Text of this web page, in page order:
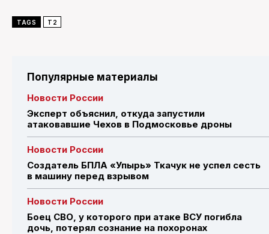
TAGS T2
Популярные материалы
Новости России
Эксперт объяснил, откуда запустили
атаковавшие Чехов в Подмосковье дроны
Новости России
Создатель БПЛА «Упырь» Ткачук не успел сесть
в машину перед взрывом
Новости России
Боец СВО, у которого при атаке ВСУ погибла
дочь, потерял сознание на похоронах